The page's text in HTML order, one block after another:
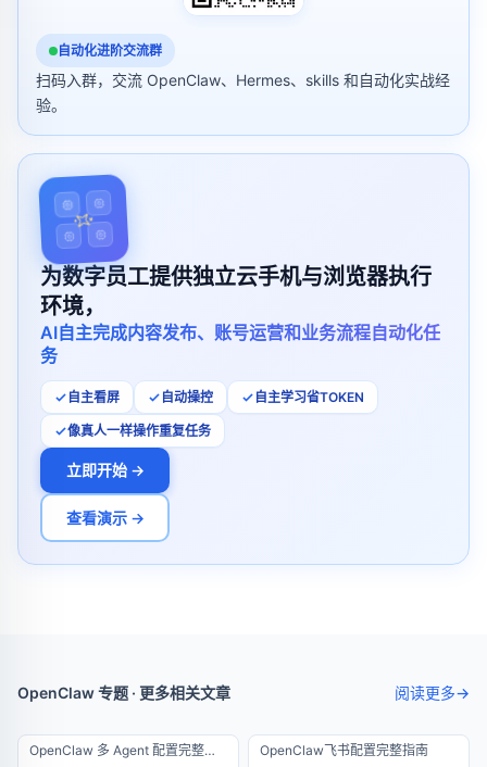
自动化进阶交流群
扫码入群，交流 OpenClaw、Hermes、skills 和自动化实战经
验。
为数字员工提供独立云手机与浏览器执行
环境，
AI自主完成内容发布、账号运营和业务流程自动化任
务
自主看屏 自动操控 自主学习省TOKEN
像真人一样操作重复任务
立即开始 →
查看演示 →
OpenClaw 专题 · 更多相关文章 阅读更多→
OpenClaw 多 Agent 配置完整教程：一台服务器运行 10 个智能体 OpenClaw飞书配置完整指南